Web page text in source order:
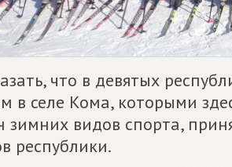
что в девятых
в селе Кома, которыми
зимних видов спорта,
республики.